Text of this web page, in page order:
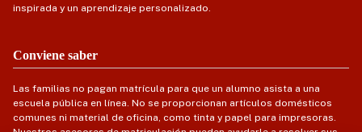
inspirada y un aprendizaje personalizado.
Conviene saber
Las familias no pagan matrícula para que un alumno asista a una
escuela pública en línea. No se proporcionan artículos domésticos
comunes ni material de oficina, como tinta y papel para impresoras.